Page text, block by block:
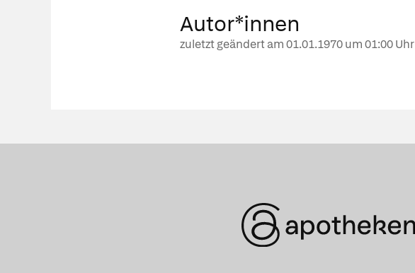
Autor*innen
zuletzt geändert am01.01.1970um 01:00 Uhr